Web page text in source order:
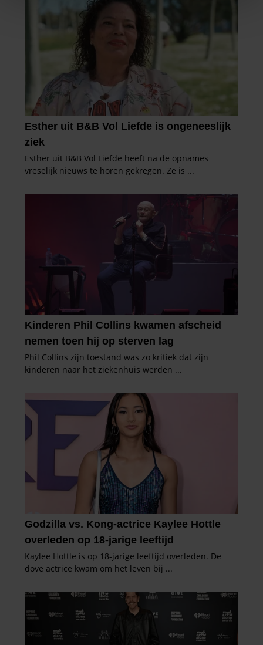
We gebruiken cookies om content en advertenties te
personaliseren, om functies voor social media te bieden
en om ons websiteverkeer te analyseren. Ook delen we
informatie over uw gebruik van onze site met onze
partners voor social media, adverteren en analyse. Deze
partners kunnen deze gegevens combineren met andere
informatie die u aan ze heeft verstrekt of die ze hebben
verzameld op basis van uw gebruik van hun services. U
gaat akkoord met onze cookies als u onze website blijft
gebruiken.